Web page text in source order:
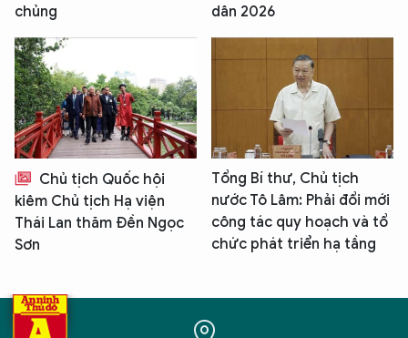
chủng
dân 2026
Chủ tịch Quốc hội
kiêm Chủ tịch Hạ viện
Thái Lan thăm Đền Ngọc
Sơn
Tổng Bí thư, Chủ tịch
nước Tô Lâm: Phải đổi mới
công tác quy hoạch và tổ
chức phát triển hạ tầng